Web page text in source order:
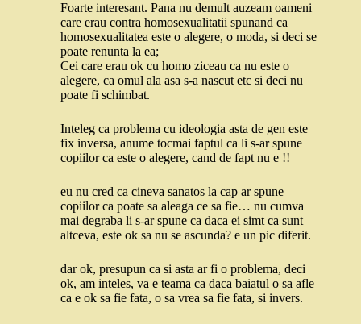
Foarte interesant. Pana nu demult auzeam oameni
care erau contra homosexualitatii spunand ca
homosexualitatea este o alegere, o moda, si deci se
poate renunta la ea;
Cei care erau ok cu homo ziceau ca nu este o
alegere, ca omul ala asa s-a nascut etc si deci nu
poate fi schimbat.
Inteleg ca problema cu ideologia asta de gen este
fix inversa, anume tocmai faptul ca li s-ar spune
copiilor ca este o alegere, cand de fapt nu e !!
eu nu cred ca cineva sanatos la cap ar spune
copiilor ca poate sa aleaga ce sa fie… nu cumva
mai degraba li s-ar spune ca daca ei simt ca sunt
altceva, este ok sa nu se ascunda? e un pic diferit.
dar ok, presupun ca si asta ar fi o problema, deci
ok, am inteles, va e teama ca daca baiatul o sa afle
ca e ok sa fie fata, o sa vrea sa fie fata, si invers.